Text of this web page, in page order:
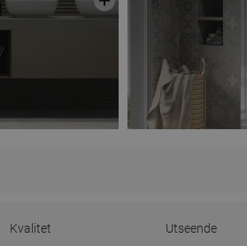
Kvalitet Utseende